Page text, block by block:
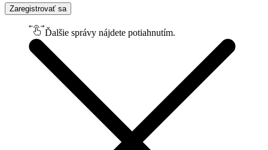
Zaregistrovať sa
Ďalšie správy nájdete potiahnutím.